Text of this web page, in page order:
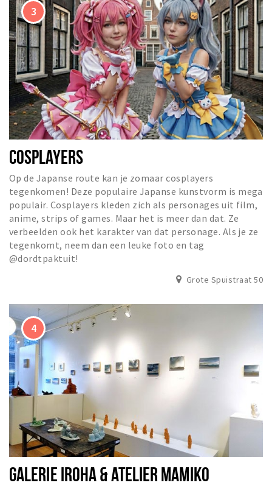
COSPLAYERS
Op de Japanse route kan je zomaar cosplayers
tegenkomen! Deze populaire Japanse kunstvorm is mega
populair. Cosplayers kleden zich als personages uit film,
anime, strips of games. Maar het is meer dan dat. Ze
verbeelden ook het karakter van dat personage. Als je ze
tegenkomt, neem dan een leuke foto en tag
@dordtpaktuit!
Grote Spuistraat 50
GALERIE IROHA & ATELIER MAMIKO